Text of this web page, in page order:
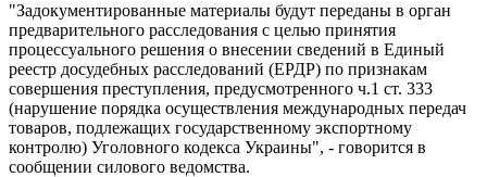
"Задокументированные материалы будут переданы в орган
предварительного расследования с целью принятия
процессуального решения о внесении сведений в Единый
реестр досудебных расследований (ЕРДР) по признакам
совершения преступления, предусмотренного ч.1 ст. 333
(нарушение порядка осуществления международных передач
товаров, подлежащих государственному экспортному
контролю) Уголовного кодекса Украины", - говорится в
сообщении силового ведомства.